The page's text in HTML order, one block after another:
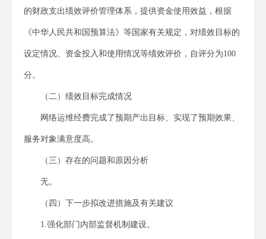
的财政支出绩效评价管理体系，提供资金使用效益，根据
《中华人民共和国预算法》等国家有关规定，对绩效目标的
设定情况、资金投入和使用情况等绩效评价，自评分为100
分。
（二）绩效目标完成情况
网络运维经费完成了预期产出目标、实现了预期效果、
服务对象满意度高。
（三）存在的问题和原因分析
无。
（四）下一步拟改进措施及有关建议
1.强化部门内部监督机制建设。